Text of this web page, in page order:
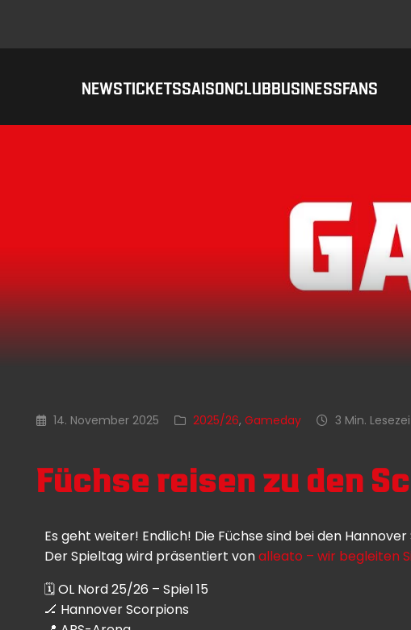
NEWSTICKETSSAISONCLUBBUSINESSFANS
14. November 2025 2025/26, Gameday 3 Min.
Füchse reisen zu den
Es geht weiter! Endlich! Die Füchse sind bei den
Der Spieltag wird präsentiert vonalleato – wir begleiten
🗓 OL Nord 25/26 – Spiel 15
🏒 Hannover Scorpions